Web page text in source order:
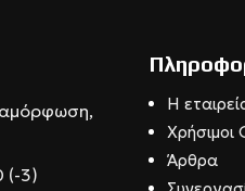
(-3)
Η
Χρήσιμοι
Άρθρα